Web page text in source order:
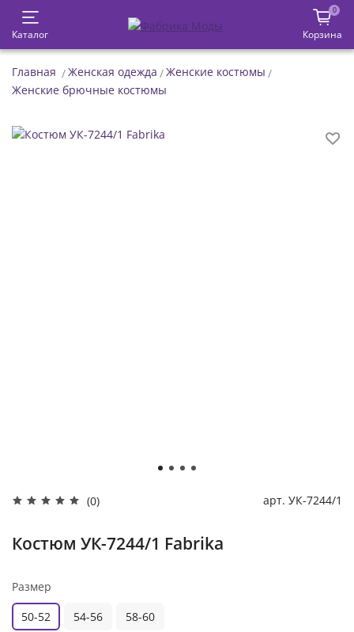
Каталог
0
Корзина
Главная Женская одежда
Женские костюмы
Женские брючные костюмы
(0) арт. УК-7244/1
Костюм УК-7244/1 Fabrika
Размер
50-52
54-56 58-60